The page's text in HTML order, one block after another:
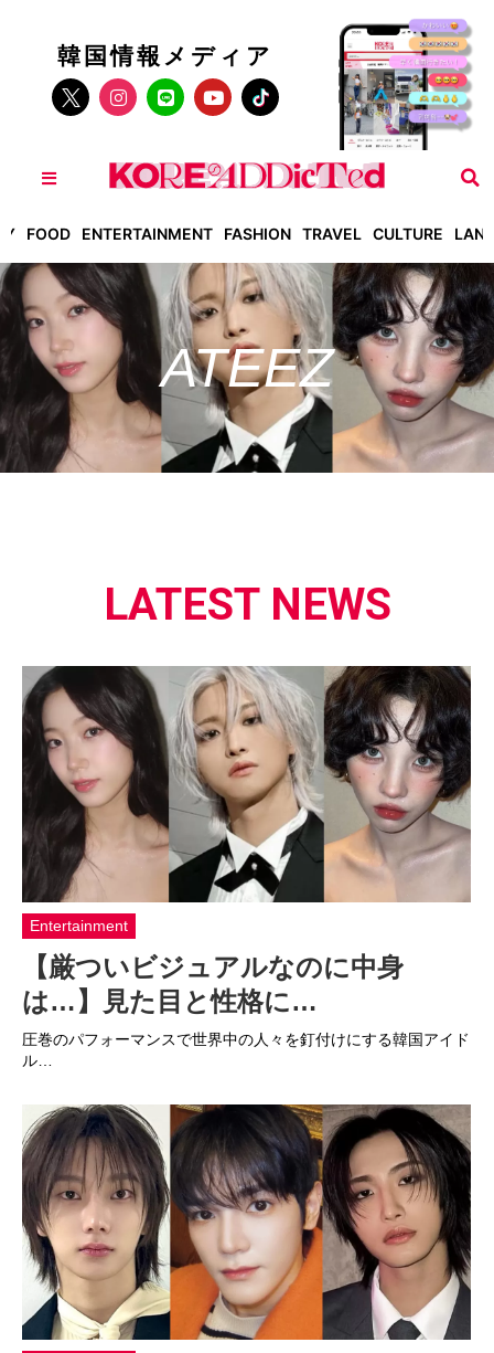
韓国情報メディア
FOOD ENTERTAINMENT FASHION TRAVEL CULTURE
ATEEZ
LATEST NEWS
Entertainment
【厳ついビジュアルなのに中身
は…】見た目と性格に…
圧巻のパフォーマンスで世界中の人々を釘付けにする韓国アイド
ル…